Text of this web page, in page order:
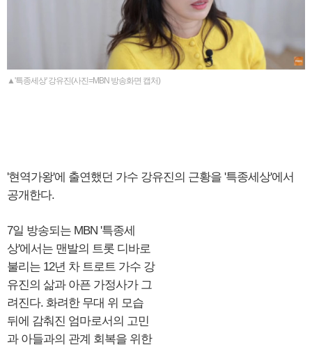
▲'특종세상' 강유진(사진=MBN 방송화면 캡처)
'현역가왕'에 출연했던 가수 강유진의 근황을 '특종세상'에서
공개한다.
7일 방송되는 MBN '특종세
상'에서는 맨발의 트롯 디바로
불리는 12년 차 트로트 가수 강
유진의 삶과 아픈 가정사가 그
려진다. 화려한 무대 위 모습
뒤에 감춰진 엄마로서의 고민
과 아들과의 관계 회복을 위한